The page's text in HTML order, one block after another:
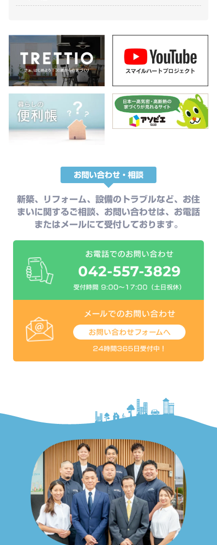
お問い合わせ・相談
新築、リフォーム、設備のトラブルなど、お住
まいに関するご相談、お問い合わせは、お電話
またはメールにて受付しております。